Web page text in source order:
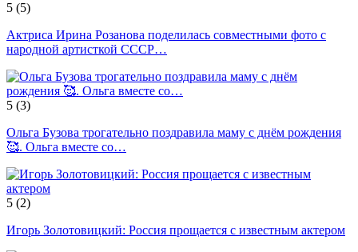
5 (5)
Актриса Ирина Розанова поделилась совместными фото с
народной артисткой СССР…
5 (3)
Ольга Бузова трогательно поздравила маму с днём рождения
🥰. Ольга вместе со…
5 (2)
Игорь Золотовицкий: Россия прощается с известным актером